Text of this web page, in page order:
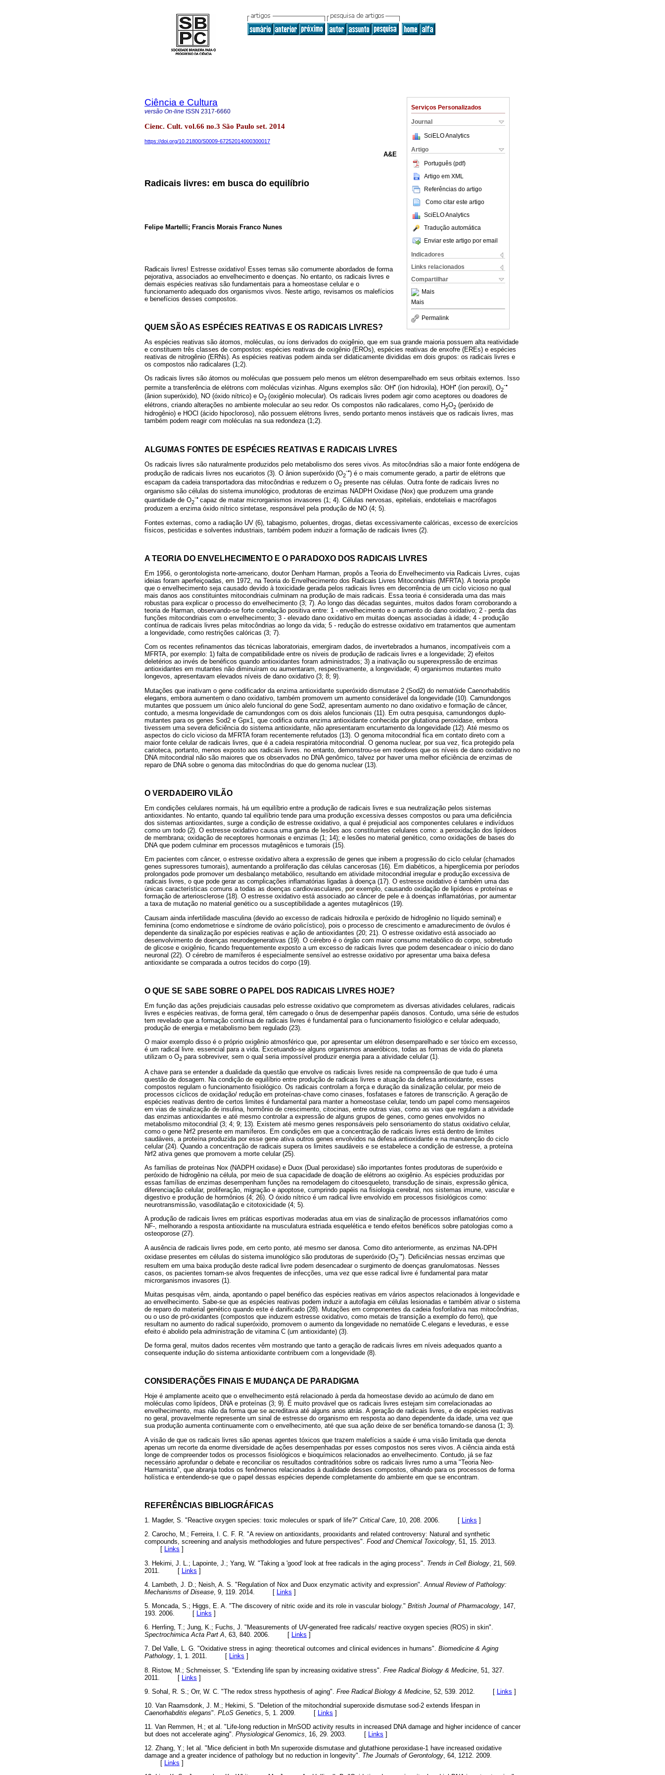
Serviços Personalizados
Journal
SciELO Analytics
Artigo
Português (pdf)
Artigo em XML
Referências do artigo
Como citar este artigo
SciELO Analytics
Tradução automática
Enviar este artigo por email
Indicadores
Links relacionados
Compartilhar
Mais
Mais
Permalink
Ciência e Cultura
versão On-line ISSN 2317-6660
Cienc. Cult. vol.66 no.3 São Paulo set. 2014
https://doi.org/10.21800/S0009-67252014000300017
A&E
Radicais livres: em busca do equilíbrio
Felipe Martelli; Francis Morais Franco Nunes
Radicais livres! Estresse oxidativo! Esses temas são comumente abordados de forma
pejorativa, associados ao envelhecimento e doenças. No entanto, os radicais livres e
demais espécies reativas são fundamentais para a homeostase celular e o
funcionamento adequado dos organismos vivos. Neste artigo, revisamos os malefícios
e benefícios desses compostos.
QUEM SÃO AS ESPÉCIES REATIVAS E OS RADICAIS LIVRES?
As espécies reativas são átomos, moléculas, ou íons derivados do oxigênio, que em sua grande maioria possuem alta reatividade
e constituem três classes de compostos: espécies reativas de oxigênio (EROs), espécies reativas de enxofre (EREs) e espécies
reativas de nitrogênio (ERNs). As espécies reativas podem ainda ser didaticamente divididas em dois grupos: os radicais livres e
os compostos não radicalares (1;2).
Os radicais livres são átomos ou moléculas que possuem pelo menos um elétron desemparelhado em seus orbitais externos. Isso
permite a transferência de elétrons com moléculas vizinhas. Alguns exemplos são: OH• (íon hidroxila), HOH• (íon peroxil), O2
-•
(ânion superóxido), NO (óxido nítrico) e O2 (oxigênio molecular). Os radicais livres podem agir como aceptores ou doadores de
elétrons, criando alterações no ambiente molecular ao seu redor. Os compostos não radicalares, como H2O2 (peróxido de
hidrogênio) e HOCl (ácido hipocloroso), não possuem elétrons livres, sendo portanto menos instáveis que os radicais livres, mas
também podem reagir com moléculas na sua redondeza (1;2).
ALGUMAS FONTES DE ESPÉCIES REATIVAS E RADICAIS LIVRES
Os radicais livres são naturalmente produzidos pelo metabolismo dos seres vivos. As mitocôndrias são a maior fonte endógena de
produção de radicais livres nos eucariotos (3). O ânion superóxido (O2
-•) é o mais comumente gerado, a partir de elétrons que
escapam da cadeia transportadora das mitocôndrias e reduzem o O2 presente nas células. Outra fonte de radicais livres no
organismo são células do sistema imunológico, produtoras de enzimas NADPH Oxidase (Nox) que produzem uma grande
quantidade de O2
-• capaz de matar microrganismos invasores (1; 4). Células nervosas, epiteliais, endoteliais e macrófagos
produzem a enzima óxido nítrico sintetase, responsável pela produção de NO (4; 5).
Fontes externas, como a radiação UV (6), tabagismo, poluentes, drogas, dietas excessivamente calóricas, excesso de exercícios
físicos, pesticidas e solventes industriais, também podem induzir a formação de radicais livres (2).
A TEORIA DO ENVELHECIMENTO E O PARADOXO DOS RADICAIS LIVRES
Em 1956, o gerontologista norte-americano, doutor Denham Harman, propôs a Teoria do Envelhecimento via Radicais Livres, cujas
ideias foram aperfeiçoadas, em 1972, na Teoria do Envelhecimento dos Radicais Livres Mitocondriais (MFRTA). A teoria propõe
que o envelhecimento seja causado devido à toxicidade gerada pelos radicais livres em decorrência de um ciclo vicioso no qual
mais danos aos constituintes mitocondriais culminam na produção de mais radicais. Essa teoria é considerada uma das mais
robustas para explicar o processo do envelhecimento (3; 7). Ao longo das décadas seguintes, muitos dados foram corroborando a
teoria de Harman, observando-se forte correlação positiva entre: 1 - envelhecimento e o aumento do dano oxidativo; 2 - perda das
funções mitocondriais com o envelhecimento; 3 - elevado dano oxidativo em muitas doenças associadas à idade; 4 - produção
contínua de radicais livres pelas mitocôndrias ao longo da vida; 5 - redução do estresse oxidativo em tratamentos que aumentam
a longevidade, como restrições calóricas (3; 7).
Com os recentes refinamentos das técnicas laboratoriais, emergiram dados, de invertebrados a humanos, incompatíveis com a
MFRTA, por exemplo: 1) falta de compatibilidade entre os níveis de produção de radicais livres e a longevidade; 2) efeitos
deletérios ao invés de benéficos quando antioxidantes foram administrados; 3) a inativação ou superexpressão de enzimas
antioxidantes em mutantes não diminuíram ou aumentaram, respectivamente, a longevidade; 4) organismos mutantes muito
longevos, apresentavam elevados níveis de dano oxidativo (3; 8; 9).
Mutações que inativam o gene codificador da enzima antioxidante superóxido dismutase 2 (Sod2) do nematóide Caenorhabditis
elegans, embora aumentem o dano oxidativo, também promovem um aumento considerável da longevidade (10). Camundongos
mutantes que possuem um único alelo funcional do gene Sod2, apresentam aumento no dano oxidativo e formação de câncer,
contudo, a mesma longevidade de camundongos com os dois alelos funcionais (11). Em outra pesquisa, camundongos duplo-
mutantes para os genes Sod2 e Gpx1, que codifica outra enzima antioxidante conhecida por glutationa peroxidase, embora
tivessem uma severa deficiência do sistema antioxidante, não apresentaram encurtamento da longevidade (12). Até mesmo os
aspectos do ciclo vicioso da MFRTA foram recentemente refutados (13). O genoma mitocondrial fica em contato direto com a
maior fonte celular de radicais livres, que é a cadeia respiratória mitocondrial. O genoma nuclear, por sua vez, fica protegido pela
carioteca, portanto, menos exposto aos radicais livres. no entanto, demonstrou-se em roedores que os níveis de dano oxidativo no
DNA mitocondrial não são maiores que os observados no DNA genômico, talvez por haver uma melhor eficiência de enzimas de
reparo de DNA sobre o genoma das mitocôndrias do que do genoma nuclear (13).
O VERDADEIRO VILÃO
Em condições celulares normais, há um equilíbrio entre a produção de radicais livres e sua neutralização pelos sistemas
antioxidantes. No entanto, quando tal equilíbrio tende para uma produção excessiva desses compostos ou para uma deficiência
dos sistemas antioxidantes, surge a condição de estresse oxidativo, a qual é prejudicial aos componentes celulares e indivíduos
como um todo (2). O estresse oxidativo causa uma gama de lesões aos constituintes celulares como: a peroxidação dos lipídeos
de membrana; oxidação de receptores hormonais e enzimas (1; 14); e lesões no material genético, como oxidações de bases do
DNA que podem culminar em processos mutagênicos e tumorais (15).
Em pacientes com câncer, o estresse oxidativo altera a expressão de genes que inibem a progressão do ciclo celular (chamados
genes supressores tumorais), aumentando a proliferação das células cancerosas (16). Em diabéticos, a hiperglicemia por períodos
prolongados pode promover um desbalanço metabólico, resultando em atividade mitocondrial irregular e produção excessiva de
radicais livres, o que pode gerar as complicações inflamatórias ligadas à doença (17). O estresse oxidativo é também uma das
únicas características comuns a todas as doenças cardiovasculares, por exemplo, causando oxidação de lipídeos e proteínas e
formação de arteriosclerose (18). O estresse oxidativo está associado ao câncer de pele e à doenças inflamatórias, por aumentar
a taxa de mutação no material genético ou a susceptibilidade a agentes mutagênicos (19).
Causam ainda infertilidade masculina (devido ao excesso de radicais hidroxila e peróxido de hidrogênio no líquido seminal) e
feminina (como endometriose e síndrome de ovário policístico), pois o processo de crescimento e amadurecimento de óvulos é
dependente da sinalização por espécies reativas e ação de antioxidantes (20; 21). O estresse oxidativo está associado ao
desenvolvimento de doenças neurodegenerativas (19). O cérebro é o órgão com maior consumo metabólico do corpo, sobretudo
de glicose e oxigênio, ficando frequentemente exposto a um excesso de radicais livres que podem desencadear o início do dano
neuronal (22). O cérebro de mamíferos é especialmente sensível ao estresse oxidativo por apresentar uma baixa defesa
antioxidante se comparada a outros tecidos do corpo (19).
O QUE SE SABE SOBRE O PAPEL DOS RADICAIS LIVRES HOJE?
Em função das ações prejudiciais causadas pelo estresse oxidativo que comprometem as diversas atividades celulares, radicais
livres e espécies reativas, de forma geral, têm carregado o ônus de desempenhar papéis danosos. Contudo, uma série de estudos
tem revelado que a formação contínua de radicais livres é fundamental para o funcionamento fisiológico e celular adequado,
produção de energia e metabolismo bem regulado (23).
O maior exemplo disso é o próprio oxigênio atmosférico que, por apresentar um elétron desemparelhado e ser tóxico em excesso,
é um radical livre. essencial para a vida. Excetuando-se alguns organismos anaeróbicos, todas as formas de vida do planeta
utilizam o O2 para sobreviver, sem o qual seria impossível produzir energia para a atividade celular (1).
A chave para se entender a dualidade da questão que envolve os radicais livres reside na compreensão de que tudo é uma
questão de dosagem. Na condição de equilíbrio entre produção de radicais livres e atuação da defesa antioxidante, esses
compostos regulam o funcionamento fisiológico. Os radicais controlam a força e duração da sinalização celular, por meio de
processos cíclicos de oxidação/ redução em proteínas-chave como cinases, fosfatases e fatores de transcrição. A geração de
espécies reativas dentro de certos limites é fundamental para manter a homeostase celular, tendo um papel como mensageiros
em vias de sinalização de insulina, hormônio de crescimento, citocinas, entre outras vias, como as vias que regulam a atividade
das enzimas antioxidantes e até mesmo controlar a expressão de alguns grupos de genes, como genes envolvidos no
metabolismo mitocondrial (3; 4; 9; 13). Existem até mesmo genes responsáveis pelo sensoriamento do status oxidativo celular,
como o gene Nrf2 presente em mamíferos. Em condições em que a concentração de radicais livres está dentro de limites
saudáveis, a proteína produzida por esse gene ativa outros genes envolvidos na defesa antioxidante e na manutenção do ciclo
celular (24). Quando a concentração de radicais supera os limites saudáveis e se estabelece a condição de estresse, a proteína
Nrf2 ativa genes que promovem a morte celular (25).
As famílias de proteínas Nox (NADPH oxidase) e Duox (Dual peroxidase) são importantes fontes produtoras de superóxido e
peróxido de hidrogênio na célula, por meio de sua capacidade de doação de elétrons ao oxigênio. As espécies produzidas por
essas famílias de enzimas desempenham funções na remodelagem do citoesqueleto, transdução de sinais, expressão gênica,
diferenciação celular, proliferação, migração e apoptose, cumprindo papéis na fisiologia cerebral, nos sistemas imune, vascular e
digestivo e produção de hormônios (4; 26). O óxido nítrico é um radical livre envolvido em processos fisiológicos como:
neurotransmissão, vasodilatação e citotoxicidade (4; 5).
A produção de radicais livres em práticas esportivas moderadas atua em vias de sinalização de processos inflamatórios como
NF-, melhorando a resposta antioxidante na musculatura estriada esquelética e tendo efeitos benéficos sobre patologias como a
osteoporose (27).
A ausência de radicais livres pode, em certo ponto, até mesmo ser danosa. Como dito anteriormente, as enzimas NA-DPH
oxidase presentes em células do sistema imunológico são produtoras de superóxido (O2
-•). Deficiências nessas enzimas que
resultem em uma baixa produção deste radical livre podem desencadear o surgimento de doenças granulomatosas. Nesses
casos, os pacientes tornam-se alvos frequentes de infecções, uma vez que esse radical livre é fundamental para matar
microrganismos invasores (1).
Muitas pesquisas vêm, ainda, apontando o papel benéfico das espécies reativas em vários aspectos relacionados à longevidade e
ao envelhecimento. Sabe-se que as espécies reativas podem induzir a autofagia em células lesionadas e também ativar o sistema
de reparo do material genético quando este é danificado (28). Mutações em componentes da cadeia fosforilativa nas mitocôndrias,
ou o uso de pró-oxidantes (compostos que induzem estresse oxidativo, como metais de transição a exemplo do ferro), que
resultam no aumento do radical superóxido, promovem o aumento da longevidade no nematóide C.elegans e leveduras, e esse
efeito é abolido pela administração de vitamina C (um antioxidante) (3).
De forma geral, muitos dados recentes vêm mostrando que tanto a geração de radicais livres em níveis adequados quanto a
consequente indução do sistema antioxidante contribuem com a longevidade (8).
CONSIDERAÇÕES FINAIS E MUDANÇA DE PARADIGMA
Hoje é amplamente aceito que o envelhecimento está relacionado à perda da homeostase devido ao acúmulo de dano em
moléculas como lipídeos, DNA e proteínas (3; 9). É muito provável que os radicais livres estejam sim correlacionadas ao
envelhecimento, mas não da forma que se acreditava até alguns anos atrás. A geração de radicais livres, e de espécies reativas
no geral, provavelmente represente um sinal de estresse do organismo em resposta ao dano dependente da idade, uma vez que
sua produção aumenta continuamente com o envelhecimento, até que sua ação deixe de ser benéfica tornando-se danosa (1; 3).
A visão de que os radicais livres são apenas agentes tóxicos que trazem malefícios a saúde é uma visão limitada que denota
apenas um recorte da enorme diversidade de ações desempenhadas por esses compostos nos seres vivos. A ciência ainda está
longe de compreender todos os processos fisiológicos e bioquímicos relacionados ao envelhecimento. Contudo, já se faz
necessário aprofundar o debate e reconciliar os resultados contraditórios sobre os radicais livres rumo a uma "Teoria Neo-
Harmanista", que abranja todos os fenômenos relacionados à dualidade desses compostos, olhando para os processos de forma
holística e entendendo-se que o papel dessas espécies depende completamente do ambiente em que se encontram.
REFERÊNCIAS BIBLIOGRÁFICAS
1. Magder, S. "Reactive oxygen species: toxic molecules or spark of life?" Critical Care, 10, 208. 2006. [ Links ]
2. Carocho, M.; Ferreira, I. C. F. R. "A review on antioxidants, prooxidants and related controversy: Natural and synthetic
compounds, screening and analysis methodologies and future perspectives". Food and Chemical Toxicology, 51, 15. 2013.
[ Links ]
3. Hekimi, J. L.; Lapointe, J.; Yang, W. "Taking a 'good' look at free radicals in the aging process". Trends in Cell Biology , 21, 569.
2011. [ Links ]
4. Lambeth, J. D.; Neish, A. S. "Regulation of Nox and Duox enzymatic activity and expression". Annual Review of Pathology:
Mechanisms of Disease , 9, 119. 2014. [ Links ]
5. Moncada, S.; Higgs, E. A. "The discovery of nitric oxide and its role in vascular biology." British Journal of Pharmacology , 147,
193. 2006. [
Links ]
6. Herrling, T.; Jung, K.; Fuchs, J. "Measurements of UV-generated free radicals/ reactive oxygen species (ROS) in skin".
Spectrochimica Acta Part A, 63, 840. 2006. [ Links ]
7. Del Valle, L. G. "Oxidative stress in aging: theoretical outcomes and clinical evidences in humans". Biomedicine & Aging
Pathology, 1, 1. 2011. [ Links ]
8. Ristow, M.; Schmeisser, S. "Extending life span by increasing oxidative stress". Free Radical Biology & Medicine , 51, 327.
2011. [ Links ]
9. Sohal, R. S.; Orr, W. C. "The redox stress hypothesis of aging". Free Radical Biology & Medicine , 52, 539. 2012. [ Links ]
10. Van Raamsdonk, J. M.; Hekimi, S. "Deletion of the mitochondrial superoxide dismutase sod-2 extends lifespan in
Caenorhabditis elegans". PLoS Genetics , 5, 1. 2009. [ Links ]
11. Van Remmen, H.; et al. "Life-long reduction in MnSOD activity results in increased DNA damage and higher incidence of cancer
but does not accelerate aging". Physiological Genomics, 16, 29. 2003. [ Links ]
12. Zhang, Y.; Iet al. "Mice deficient in both Mn superoxide dismutase and glutathione peroxidase-1 have increased oxidative
damage and a greater incidence of pathology but no reduction in longevity". The Journals of Gerontology, 64, 1212. 2009.
[ Links ]